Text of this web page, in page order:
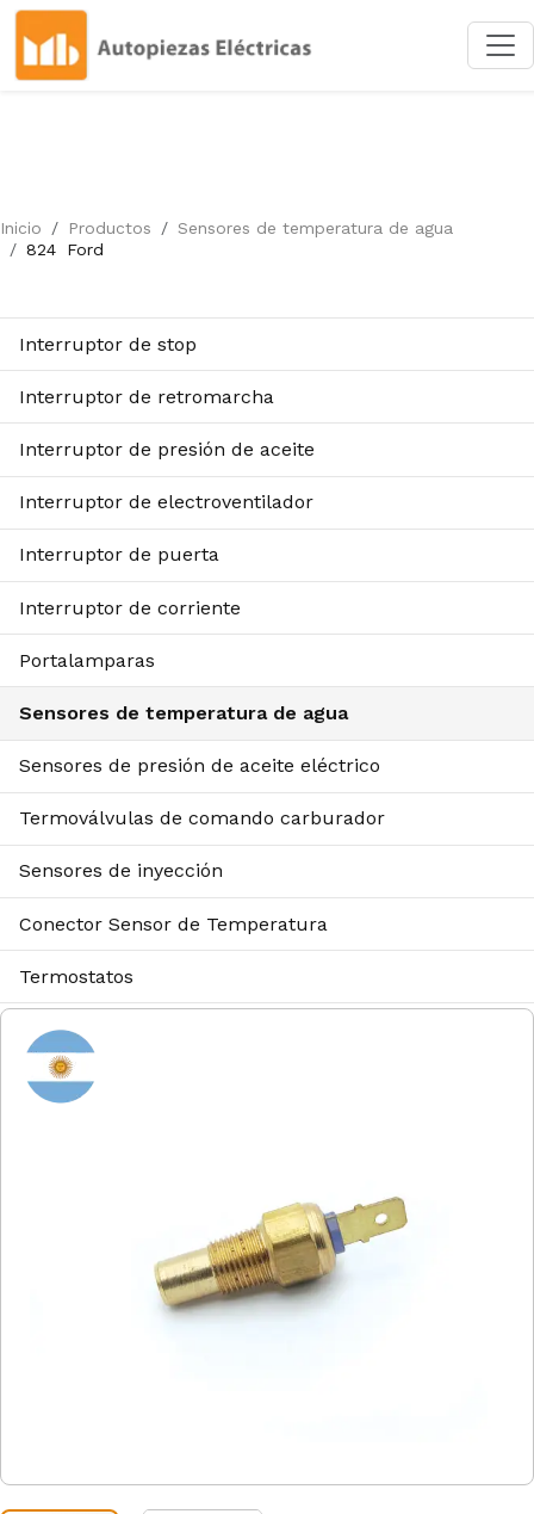
Inicio Productos
Sensores de temperatura de agua
824
Ford
Interruptor de stop
Interruptor de retromarcha
Interruptor de presión de aceite
Interruptor de electroventilador
Interruptor de puerta
Interruptor de corriente
Portalamparas
Sensores de temperatura de agua
Sensores de presión de aceite eléctrico
Termoválvulas de comando carburador
Sensores de inyección
Conector Sensor de Temperatura
Termostatos